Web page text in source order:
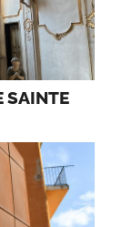
SAINTE